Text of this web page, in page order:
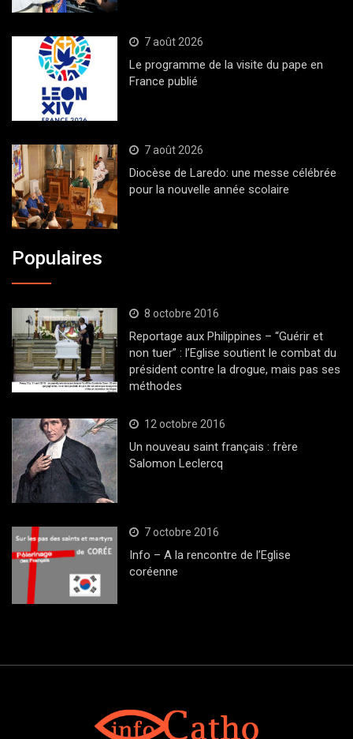
7 août 2026
Le programme de la visite du pape en
France publié
7 août 2026
Diocèse de Laredo: une messe célébrée
pour la nouvelle année scolaire
Populaires
8 octobre 2016
Reportage aux Philippines – “Guérir et
non tuer” : l’Eglise soutient le combat du
président contre la drogue, mais pas ses
méthodes
12 octobre 2016
Un nouveau saint français : frère
Salomon Leclercq
7 octobre 2016
Info – A la rencontre de l’Eglise
coréenne